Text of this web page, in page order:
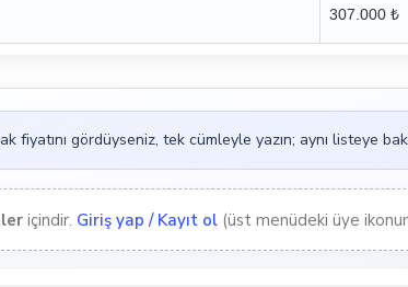
307.000 ₺
fiyatını gördüyseniz, tek cümleyle yazın; aynı listeye
içindir. Giriş yap / Kayıt ol (üst menüdeki üye